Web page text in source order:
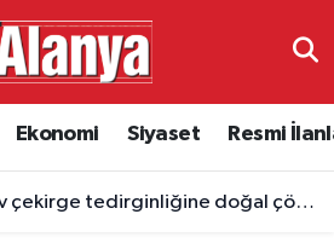
Ekonomi Siyaset Resmi
tedirginliğine doğal çözüm
Vakitleri